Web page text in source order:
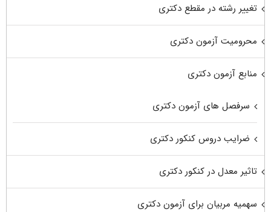
تغییر رشته در مقطع دکتری
محرومیت آزمون دکتری
منابع آزمون دکتری
سرفصل های آزمون دکتری
ضرایب دروس کنکور دکتری
تاثیر معدل در کنکور دکتری
سهمیه مربیان برای آزمون دکتری